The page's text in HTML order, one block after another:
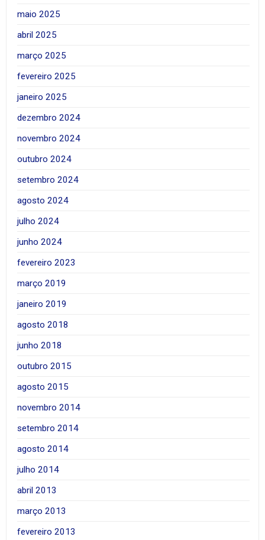
maio 2025
abril 2025
março 2025
fevereiro 2025
janeiro 2025
dezembro 2024
novembro 2024
outubro 2024
setembro 2024
agosto 2024
julho 2024
junho 2024
fevereiro 2023
março 2019
janeiro 2019
agosto 2018
junho 2018
outubro 2015
agosto 2015
novembro 2014
setembro 2014
agosto 2014
julho 2014
abril 2013
março 2013
fevereiro 2013